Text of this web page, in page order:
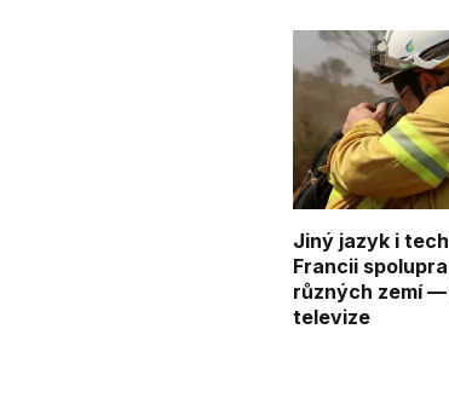
Jiný jazyk i
Francii
různých zemí
televize